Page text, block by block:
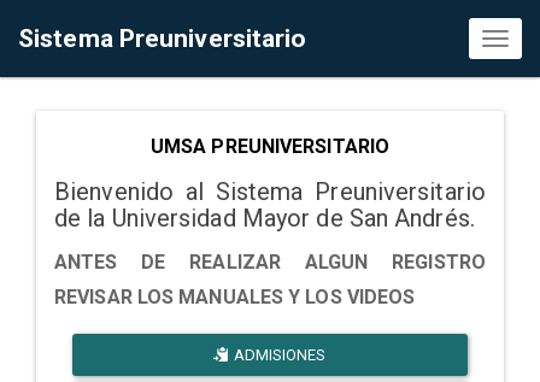
Sistema Preuniversitario
UMSA PREUNIVERSITARIO
Bienvenido al Sistema Preuniversitario
de la Universidad Mayor de San Andrés.
ANTES DE REALIZAR ALGUN REGISTRO
REVISAR LOS MANUALES Y LOS VIDEOS
ADMISIONES